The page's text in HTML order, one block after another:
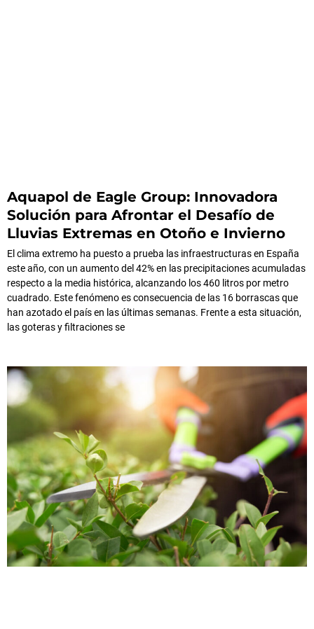
Aquapol de Eagle Group: Innovadora
Solución para Afrontar el Desafío de
Lluvias Extremas en Otoño e Invierno
El clima extremo ha puesto a prueba las infraestructuras en España
este año, con un aumento del 42% en las precipitaciones acumuladas
respecto a la media histórica, alcanzando los 460 litros por metro
cuadrado. Este fenómeno es consecuencia de las 16 borrascas que
han azotado el país en las últimas semanas. Frente a esta situación,
las goteras y filtraciones se